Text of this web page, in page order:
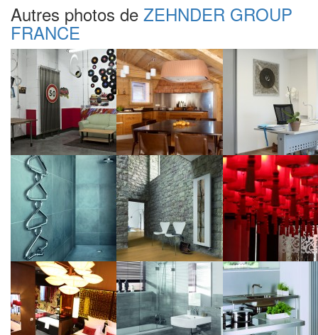
Autres photos de ZEHNDER GROUP
FRANCE